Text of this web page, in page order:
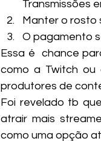
Transmissões
Manter o rosto
O pagamento
Essa é  chance
como a Twitch ou
produtores de
Foi revelado tb
atrair mais
como uma opção